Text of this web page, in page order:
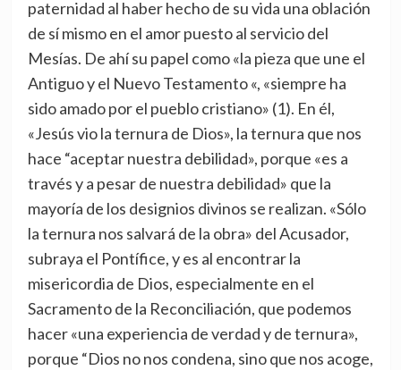
paternidad al haber hecho de su vida una oblación
de sí mismo en el amor puesto al servicio del
Mesías. De ahí su papel como «la pieza que une el
Antiguo y el Nuevo Testamento «, «siempre ha
sido amado por el pueblo cristiano» (1). En él,
«Jesús vio la ternura de Dios», la ternura que nos
hace “aceptar nuestra debilidad», porque «es a
través y a pesar de nuestra debilidad» que la
mayoría de los designios divinos se realizan. «Sólo
la ternura nos salvará de la obra» del Acusador,
subraya el Pontífice, y es al encontrar la
misericordia de Dios, especialmente en el
Sacramento de la Reconciliación, que podemos
hacer «una experiencia de verdad y de ternura»,
porque “Dios no nos condena, sino que nos acoge,